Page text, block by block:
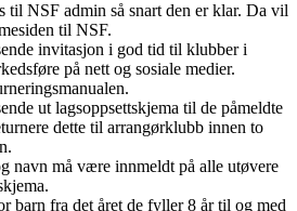
til NSF admin så snart den er klar. Da vil
til NSF.
invitasjon i god tid til klubber i
på nett og sosiale medier.
ut lagsoppsettskjema til de påmeldte
dette til arrangørklubb innen to
navn må være innmeldt på alle utøvere
barn fra det året de fyller 8 år til og med